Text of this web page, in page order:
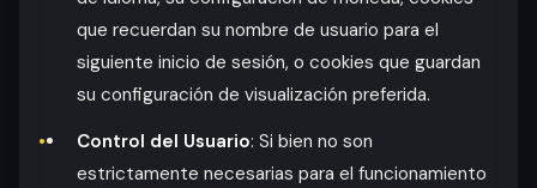
que recuerdan su nombre de usuario para el
siguiente inicio de sesión, o cookies que guardan
su configuración de visualización preferida.
Control del Usuario: Si bien no son
estrictamente necesarias para el funcionamiento